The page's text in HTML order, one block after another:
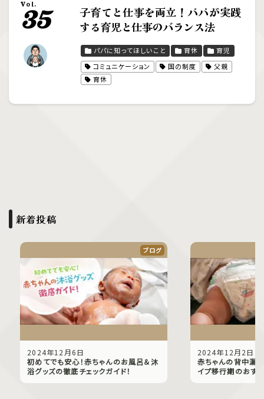
子育てと仕事を両立！パパが実践
する育児と仕事のバランス法
Vol.
35
パパに知ってほしいこと 育休
育児
コミュニケーション
国の制度
父親
育休
新着投稿
ブログ
2024年12月6日
初めてでも安心！赤ちゃんのお風呂＆沐
浴グッズの徹底チェックガイド！
2024年12月2日
赤ちゃんの背中漏
イプ移行期のおす